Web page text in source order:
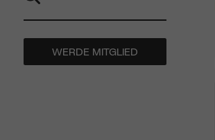
WERDE MITGLIED